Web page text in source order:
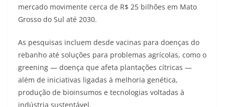
mercado movimente cerca de R$ 25 bilhões em Mato
Grosso do Sul até 2030.
As pesquisas incluem desde vacinas para doenças do
rebanho até soluções para problemas agrícolas, como o
greening — doença que afeta plantações cítricas —
além de iniciativas ligadas à melhoria genética,
produção de bioinsumos e tecnologias voltadas à
indústria sustentável.